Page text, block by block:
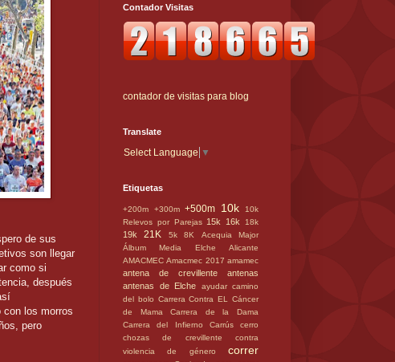
de sus
son llegar
como si
después
los morros
pero
Contador Visitas
contador de visitas para blog
Translate
Select Language ▼
Etiquetas
+200m +300m +500m 10k
10k
Relevos por Parejas 15k 16k 18k
19k 21K 5k 8K
Acequia Major
Álbum Media Elche
Alicante
AMACMEC Amacmec 2017 amamec
antena de crevillente
antenas
antenas de Elche
ayudar camino
del bolo Carrera Contra EL Cáncer
de Mama
Carrera de la Dama
Carrera del Infierno
Carrús
cerro
chozas de crevillente
contra
violencia de género
correr